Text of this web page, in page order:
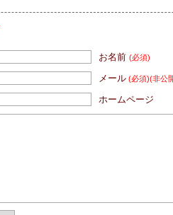
お名前 (必須)
メール (必須)(非公
ホームページ